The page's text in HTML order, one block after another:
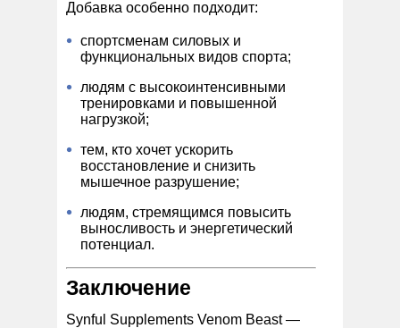
Добавка особенно подходит:
спортсменам силовых и
функциональных видов спорта;
людям с высокоинтенсивными
тренировками и повышенной
нагрузкой;
тем, кто хочет ускорить
восстановление и снизить
мышечное разрушение;
людям, стремящимся повысить
выносливость и энергетический
потенциал.
Заключение
Synful Supplements Venom Beast —